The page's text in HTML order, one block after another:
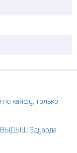
кайфу, только
ВЫДЫШ Эдуарда